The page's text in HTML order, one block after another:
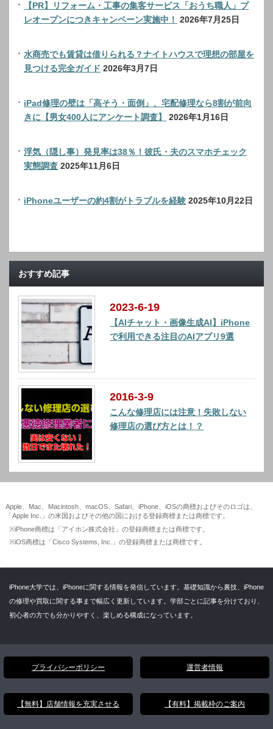
【PR】リフォーム・工事の集客サービス「おうち職人」プ
レオープンにつきキャンペーン実施中！ 2026年7月25日
水商売でも賃貸は借りられる？ナイトハウスで理想の部屋を
見つける完全ガイド 2026年3月7日
iPad修理の壁は「高そう・面倒」、宅配修理なら8割が前向
きに【男女400人にアンケート調査】
2026年1月16日
浮気（隠し事）発見率は38％！彼氏・夫のスマホチェック
実態調査 2025年11月6日
iPhoneユーザーの約4割がトラブルを経験 2025年10月22日
おすすめ記事
2023-6-19
【AIチャット・画像生成AI】iPhone
で利用できる注目のAIアプリ9選
2016-3-9
こんな修理店には注意！失敗しない
修理店の選び方とは！？
Apple、Mac、Macintosh、macOS、Safari、iPhone、iOSの商標およびそのロゴは、
「Apple Inc.」の米国およびその他の国における登録商標または商標です。
※iPhone商標は「アイホン株式会社」の登録商標または商標です。
※iOS商標は「Cisco Systems, Inc.」の登録商標または商標です。
iPhone大学では、iPhoneに関する情報を発信しています。基礎知識から裏技、iPhone
の修理や買取に関する事まで幅広く更新しています。学部ごとに記事を分けており、
初心者の方でも分かりやすく、楽しめる構成になっています。
プライバシーポリシー 運営者情報
【無料】店舗情報を充実させる 【有料】掲載枠のご案内